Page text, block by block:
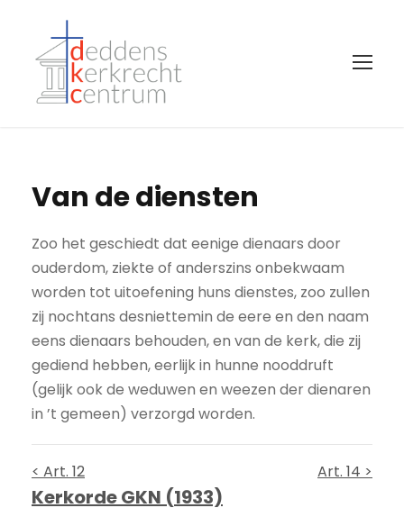
Van de diensten
Zoo het geschiedt dat eenige dienaars door
ouderdom, ziekte of anderszins onbekwaam
worden tot uitoefening huns dienstes, zoo zullen
zij nochtans desniettemin de eere en den naam
eens dienaars behouden, en van de kerk, die zij
gediend hebben, eerlijk in hunne nooddruft
(gelijk ook de weduwen en weezen der dienaren
in ’t gemeen) verzorgd worden.
< Art. 12 Art. 14 >
Kerkorde GKN (1933)